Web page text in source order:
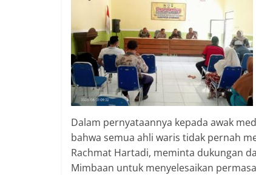
Dalam pernyataannya kepada awak
bahwa semua ahli waris tidak pernah
Rachmat Hartadi, meminta dukungan
Mimbaan untuk menyelesaikan